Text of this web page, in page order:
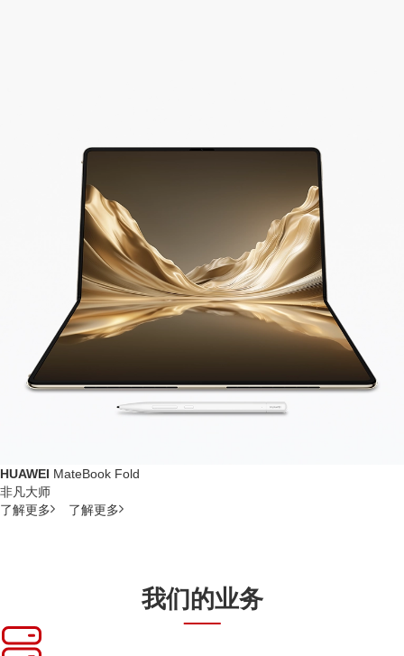
HUAWEI MateBook Fold
非凡大师
了解更多
了解更多
我们的业务